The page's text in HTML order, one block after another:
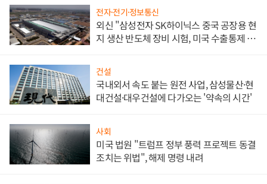
전자·전기·정보통신
외신 "삼성전자 SK하이닉스 중국 공장용 현
지 생산 반도체 장비 시험, 미국 수출통제 대
건설
국내외서 속도 붙는 원전 사업, 삼성물산·현
대건설·대우건설에 다가오는 '약속의 시간'
사회
미국 법원 "트럼프 정부 풍력 프로젝트 동결
조치는 위법", 해제 명령 내려